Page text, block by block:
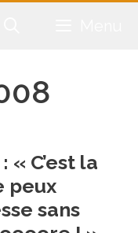
C’est la
peux
sans